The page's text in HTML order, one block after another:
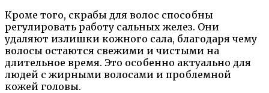
Кроме того, скрабы для волос способны
регулировать работу сальных желез. Они
удаляют излишки кожного сала, благодаря чему
волосы остаются свежими и чистыми на
длительное время. Это особенно актуально для
людей с жирными волосами и проблемной
кожей головы.